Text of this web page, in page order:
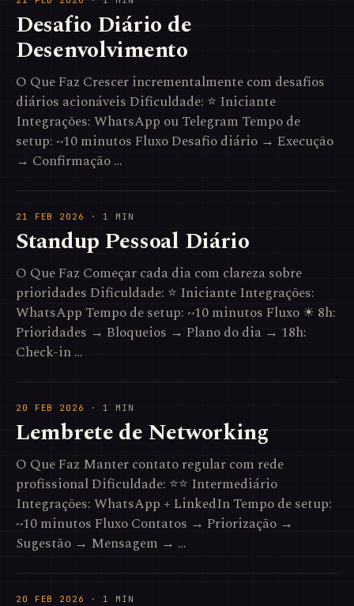
Desafio Diário de
Desenvolvimento
O Que Faz Crescer incrementalmente com desafios
diários acionáveis Dificuldade: ⭐ Iniciante
Integrações: WhatsApp ou Telegram Tempo de
setup: ~10 minutos Fluxo Desafio diário → Execução
→ Confirmação …
21 FEB 2026 · 1 MIN
Standup Pessoal Diário
O Que Faz Começar cada dia com clareza sobre
prioridades Dificuldade: ⭐ Iniciante Integrações:
WhatsApp Tempo de setup: ~10 minutos Fluxo ☀ 8h:
Prioridades → Bloqueios → Plano do dia → 18h:
Check-in …
20 FEB 2026 · 1 MIN
Lembrete de Networking
O Que Faz Manter contato regular com rede
profissional Dificuldade: ⭐⭐ Intermediário
Integrações: WhatsApp + LinkedIn Tempo de setup:
~10 minutos Fluxo Contatos → Priorização →
Sugestão → Mensagem → …
20 FEB 2026 · 1 MIN